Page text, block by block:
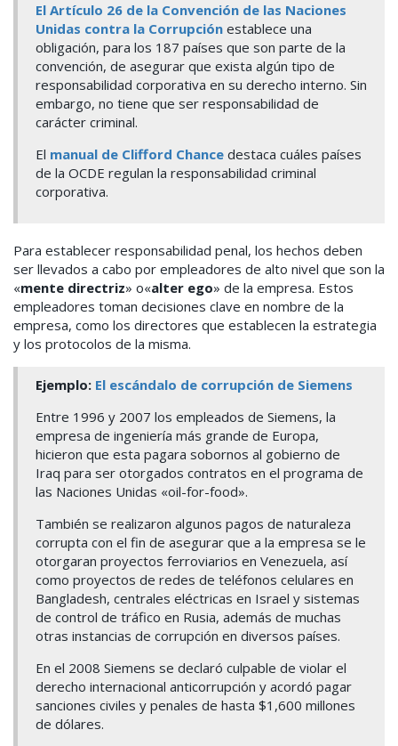
El Artículo 26 de la Convención de las Naciones
Unidas contra la Corrupción establece una
obligación, para los 187 países que son parte de la
convención, de asegurar que exista algún tipo de
responsabilidad corporativa en su derecho interno. Sin
embargo, no tiene que ser responsabilidad de
carácter criminal.
El manual de Clifford Chance destaca cuáles países
de la OCDE regulan la responsabilidad criminal
corporativa.
Para establecer responsabilidad penal, los hechos deben
ser llevados a cabo por empleadores de alto nivel que son la
«mente directriz» o«alter ego» de la empresa. Estos
empleadores toman decisiones clave en nombre de la
empresa, como los directores que establecen la estrategia
y los protocolos de la misma.
Ejemplo: El escándalo de corrupción de Siemens
Entre 1996 y 2007 los empleados de Siemens, la
empresa de ingeniería más grande de Europa,
hicieron que esta pagara sobornos al gobierno de
Iraq para ser otorgados contratos en el programa de
las Naciones Unidas «oil-for-food».
También se realizaron algunos pagos de naturaleza
corrupta con el fin de asegurar que a la empresa se le
otorgaran proyectos ferroviarios en Venezuela, así
como proyectos de redes de teléfonos celulares en
Bangladesh, centrales eléctricas en Israel y sistemas
de control de tráfico en Rusia, además de muchas
otras instancias de corrupción en diversos países.
En el 2008 Siemens se declaró culpable de violar el
derecho internacional anticorrupción y acordó pagar
sanciones civiles y penales de hasta $1,600 millones
de dólares.